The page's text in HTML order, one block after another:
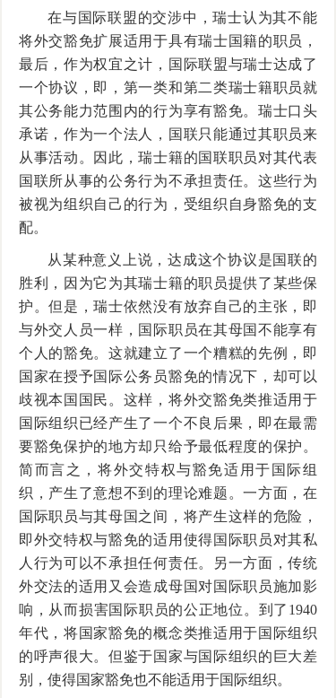
在与国际联盟的交涉中，瑞士认为其不能
将外交豁免扩展适用于具有瑞士国籍的职员，
最后，作为权宜之计，国际联盟与瑞士达成了
一个协议，即，第一类和第二类瑞士籍职员就
其公务能力范围内的行为享有豁免。瑞士口头
承诺，作为一个法人，国联只能通过其职员来
从事活动。因此，瑞士籍的国联职员对其代表
国联所从事的公务行为不承担责任。这些行为
被视为组织自己的行为，受组织自身豁免的支
配。
从某种意义上说，达成这个协议是国联的
胜利，因为它为其瑞士籍的职员提供了某些保
护。但是，瑞士依然没有放弃自己的主张，即
与外交人员一样，国际职员在其母国不能享有
个人的豁免。这就建立了一个糟糕的先例，即
国家在授予国际公务员豁免的情况下，却可以
歧视本国国民。这样，将外交豁免类推适用于
国际组织已经产生了一个不良后果，即在最需
要豁免保护的地方却只给予最低程度的保护。
简而言之，将外交特权与豁免适用于国际组
织，产生了意想不到的理论难题。一方面，在
国际职员与其母国之间，将产生这样的危险，
即外交特权与豁免的适用使得国际职员对其私
人行为可以不承担任何责任。另一方面，传统
外交法的适用又会造成母国对国际职员施加影
响，从而损害国际职员的公正地位。到了1940
年代，将国家豁免的概念类推适用于国际组织
的呼声很大。但鉴于国家与国际组织的巨大差
别，使得国家豁免也不能适用于国际组织。